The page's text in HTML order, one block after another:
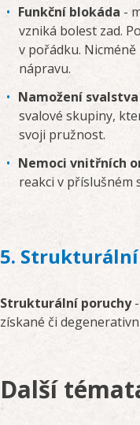
Funkční blokáda -
vzniká bolest zad.
v pořádku.
nápravu.
Namožení
svalové skupiny,
svoji pružnost.
Nemoci vnitřních
reakci v příslušném
5.
Strukturální poruchy-
získané či
Další